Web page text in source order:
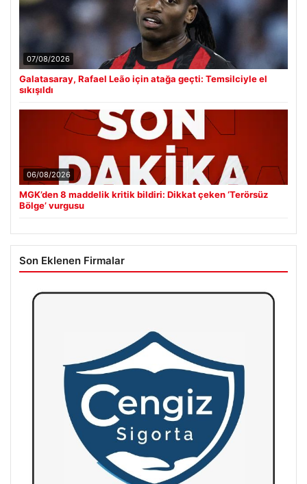
07/08/2026
Galatasaray, Rafael Leão için atağa geçti: Temsilciyle el
sıkışıldı
06/08/2026
MGK’den 8 maddelik kritik bildiri: Dikkat çeken ‘Terörsüz
Bölge’ vurgusu
Son Eklenen Firmalar